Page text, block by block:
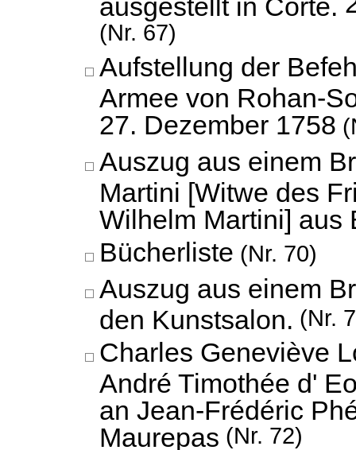
(Nr. 67)
Aufstellung der
Armee von Rohan-
27. Dezember 1758
Auszug aus einem
Martini [Witwe des
Wilhelm Martini] aus
Bücherliste (Nr. 70)
Auszug aus einem
den Kunstsalon. (Nr.
Charles Geneviève
André Timothée d'
an Jean-Frédéric
Maurepas (Nr. 72)